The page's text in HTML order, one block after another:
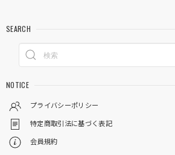
SEARCH
NOTICE
プライバシーポリシー
特定商取引法に基づく表記
会員規約